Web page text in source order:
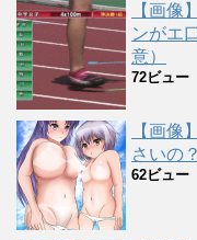
【画像
ンがエ
意）
72ビュー
【画像
さいの
62ビュー